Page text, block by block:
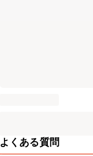
よくある質問